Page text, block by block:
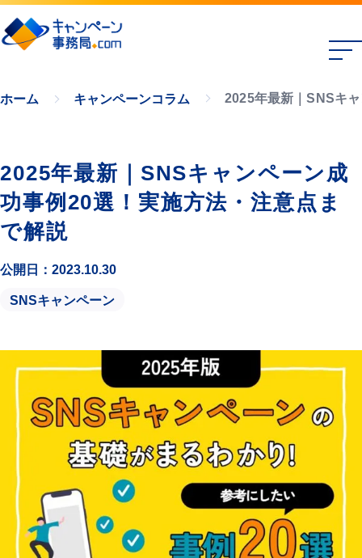
ホーム キャンペーンコラム 2025年最新｜SNSキ
2025年最新｜SNSキャンペーン成
功事例20選！実施方法・注意点ま
で解説
公開日：2023.10.30
SNSキャンペーン